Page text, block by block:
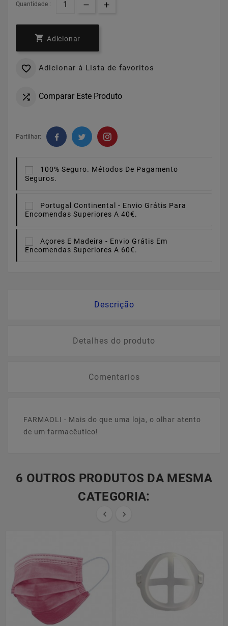
Quantidade :
 Adicionar
 Adicionar à Lista de favoritos
 Comparar Este Produto
Partilhar:
100% Seguro. Métodos De Pagamento
Seguros.
Portugal Continental - Envio Grátis Para
Encomendas Superiores A 40€.
Açores E Madeira - Envio Grátis Em
Encomendas Superiores A 60€.
Descrição
Detalhes do produto
Comentarios
FARMAOLI - Mais do que uma loja, o olhar atento
de um farmacêutico!
6 OUTROS PRODUTOS DA MESMA
CATEGORIA:
 